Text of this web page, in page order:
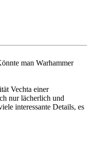
man Warhammer
Vechta einer
nur lächerlich und
interessante Details, es